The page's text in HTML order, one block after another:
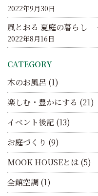
2022年9月30日
風とおる 夏庭の暮らし
2022年8月16日
CATEGORY
木のお風呂 (1)
楽しむ・豊かにする (21)
イベント後記 (13)
お庭づくり (9)
MOOK HOUSEとは (5)
全館空調 (1)